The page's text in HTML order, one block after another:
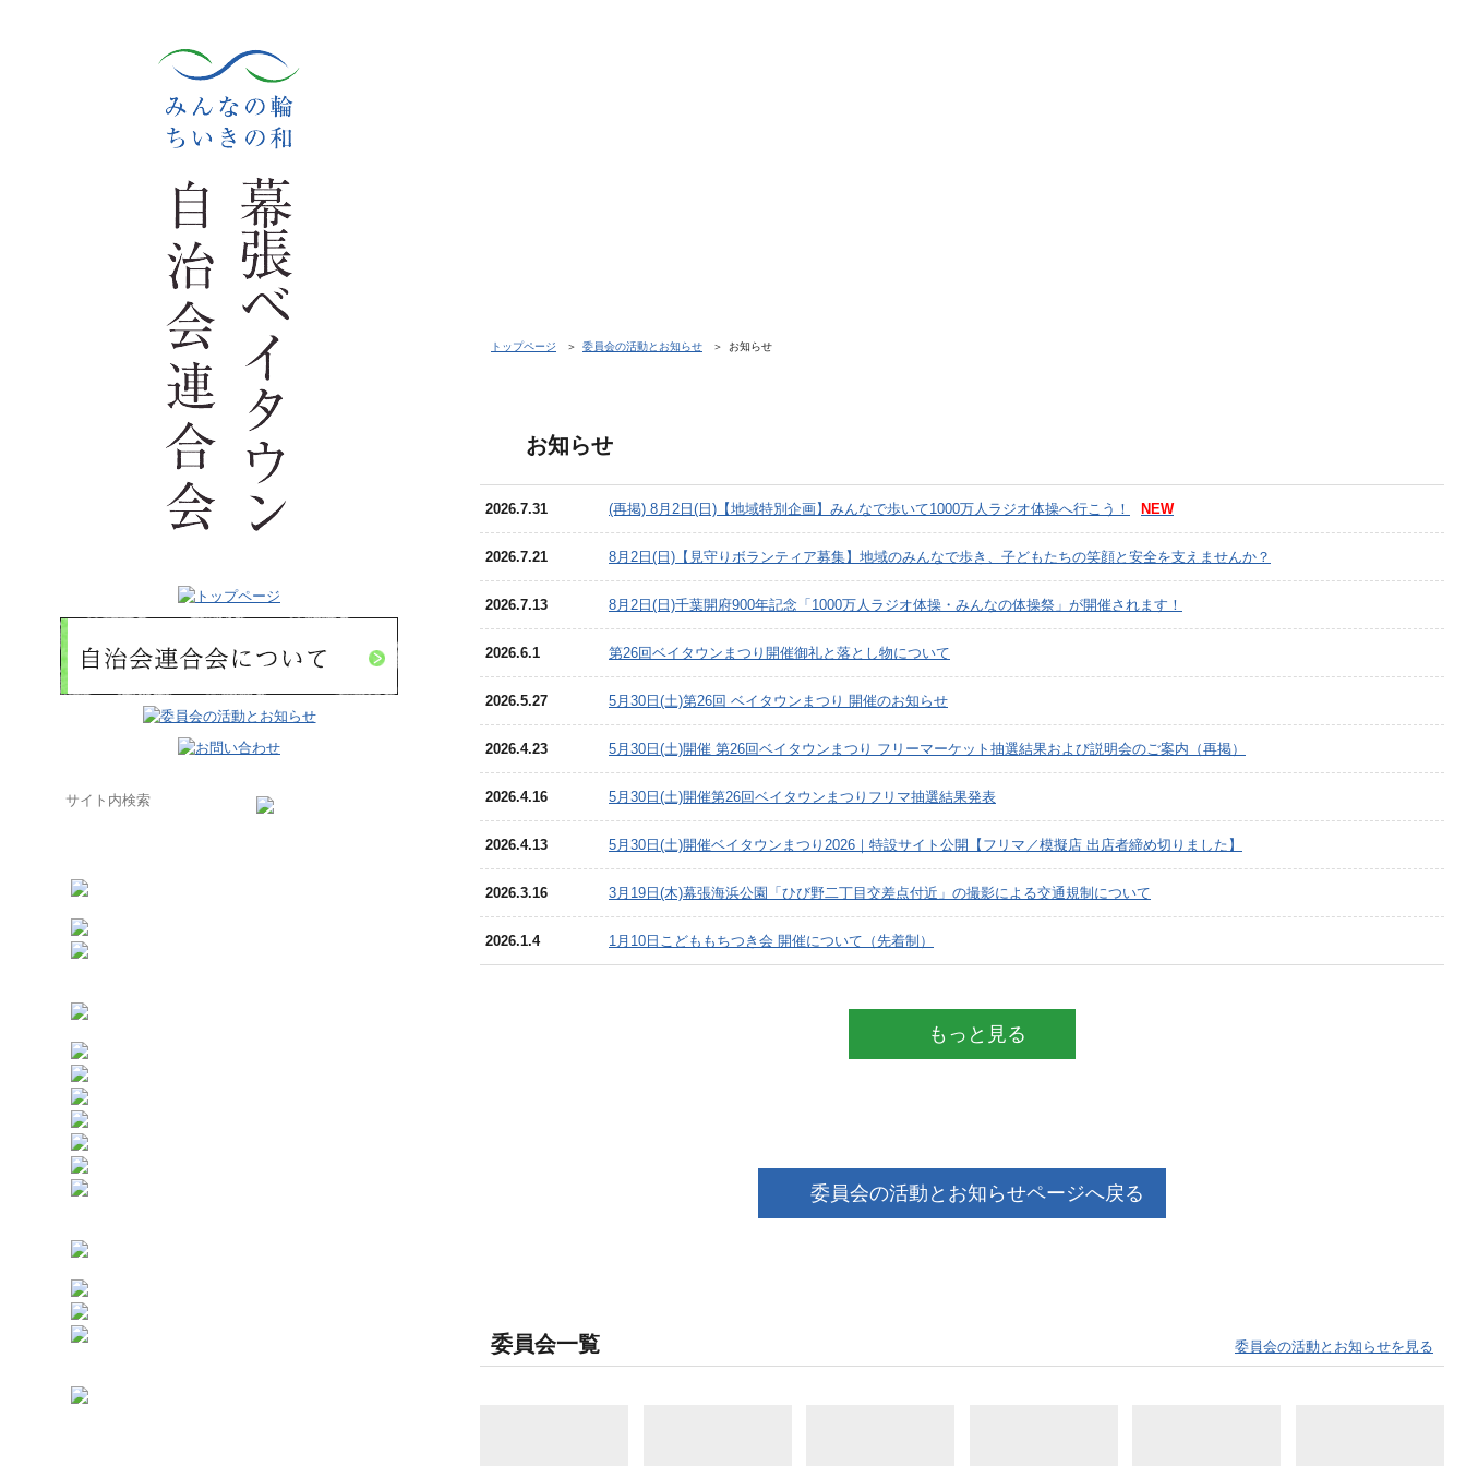
トップページ 委員会の活動とお知らせ お知らせ
お知らせ
2026.7.31 (再掲) 8月2日(日)【地域特別企画】みんなで歩いて1000万人ラジオ体操へ行こう！ NEW
2026.7.21 8月2日(日)【見守りボランティア募集】地域のみんなで歩き、子どもたちの笑顔と安全を支えませんか？
2026.7.13 8月2日(日)千葉開府900年記念「1000万人ラジオ体操・みんなの体操祭」が開催されます！
2026.6.1 第26回ベイタウンまつり開催御礼と落とし物について
2026.5.27 5月30日(土)第26回 ベイタウンまつり 開催のお知らせ
2026.4.23 5月30日(土)開催 第26回ベイタウンまつり フリーマーケット抽選結果および説明会のご案内（再掲）
2026.4.16 5月30日(土)開催第26回ベイタウンまつりフリマ抽選結果発表
2026.4.13 5月30日(土)開催ベイタウンまつり2026｜特設サイト公開【フリマ／模擬店 出店者締め切りました】
2026.3.16 3月19日(木)幕張海浜公園「ひび野二丁目交差点付近」の撮影による交通規制について
2026.1.4 1月10日こどももちつき会 開催について（先着制）
もっと見る
委員会の活動とお知らせページへ戻る
委員会一覧 委員会の活動とお知らせを見る